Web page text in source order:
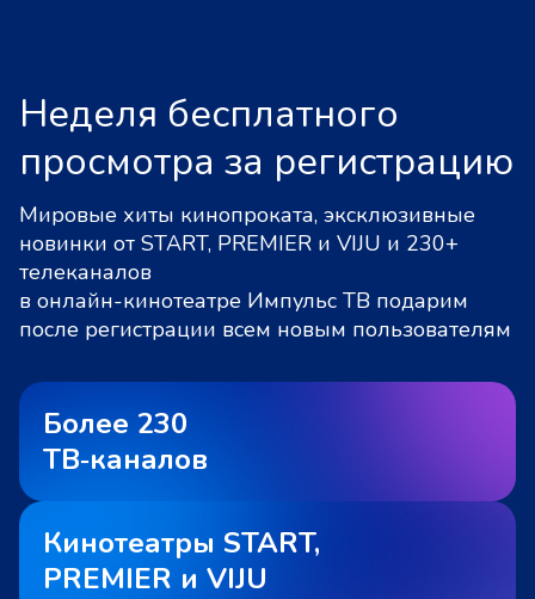
Неделя бесплатного
просмотра за регистрацию
Мировые хиты кинопроката, эксклюзивные
новинки от START, PREMIER и VIJU и 230+
телеканалов
в онлайн-кинотеатре Импульс ТВ подарим
после регистрации всем новым пользователям
Более 230
ТВ‑каналов
Кинотеатры START,
PREMIER и VIJU